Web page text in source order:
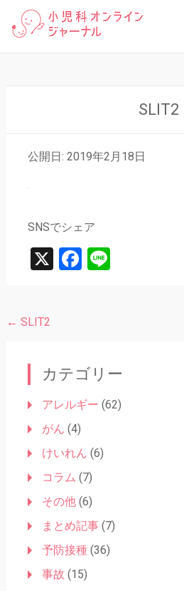
小
状や原因
どもの成
SLIT2
公開日: 2019年2月18日
SNSでシェア
X Facebook
Line
投
← SLIT2
カテゴリー
アレルギー (62)
がん (4)
けいれん (6)
コラム (7)
その他(6)
まとめ記事(7)
予防接種(36)
事故 (15)